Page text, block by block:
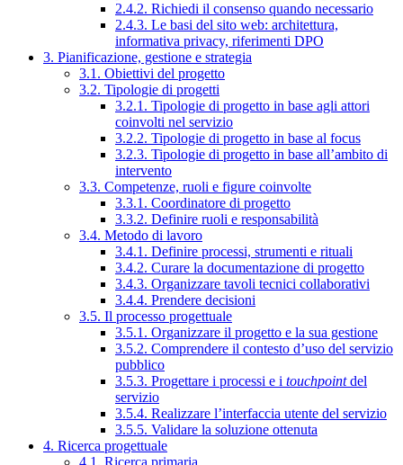
2.4.2. Richiedi il consenso quando necessario
2.4.3. Le basi del sito web: architettura,
informativa privacy, riferimenti DPO
3. Pianificazione, gestione e strategia
3.1. Obiettivi del progetto
3.2. Tipologie di progetti
3.2.1. Tipologie di progetto in base agli attori
coinvolti nel servizio
3.2.2. Tipologie di progetto in base al focus
3.2.3. Tipologie di progetto in base all’ambito di
intervento
3.3. Competenze, ruoli e figure coinvolte
3.3.1. Coordinatore di progetto
3.3.2. Definire ruoli e responsabilità
3.4. Metodo di lavoro
3.4.1. Definire processi, strumenti e rituali
3.4.2. Curare la documentazione di progetto
3.4.3. Organizzare tavoli tecnici collaborativi
3.4.4. Prendere decisioni
3.5. Il processo progettuale
3.5.1. Organizzare il progetto e la sua gestione
3.5.2. Comprendere il contesto d’uso del servizio
pubblico
3.5.3. Progettare i processi e i touchpointdel
servizio
3.5.4. Realizzare l’interfaccia utente del servizio
3.5.5. Validare la soluzione ottenuta
4. Ricerca progettuale
4.1. Ricerca primaria